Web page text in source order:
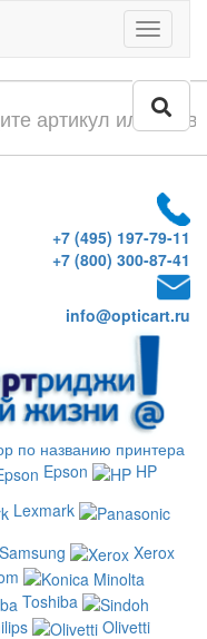
Меню
+7 (495) 197-79-11
+7 (800) 300-87-41
info@opticart.ru
по названию принтера
Epson
HP
Lexmark
Samsung
Xerox
Toshiba
Olivetti